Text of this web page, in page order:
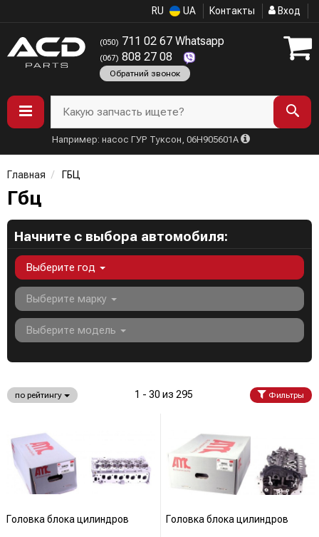
RU UA Контакты Вход
(050) 711 02 67 Whatsapp
(067) 808 27 08
Обратний звонок
Какую запчасть ищете?
Например: насос ГУР Туксон, 06H905601A
Главная ГБЦ
Гбц
Начните с выбора автомобиля:
Выберите год
Выберите марку
Выберите модель
по рейтингу 1 - 30 из 295 Фильтры
Головка блока цилиндров Головка блока цилиндров